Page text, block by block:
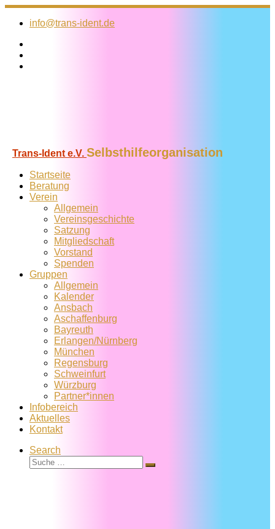
Zum
Inhalt
info@trans-ident.de
Trans-Ident e.V. Selbsthilfeorganisation
Startseite
Beratung
Verein
Allgemein
Vereins­geschichte
Satzung
Mitglied­schaft
Vorstand
Spenden
Gruppen
Allgemein
Kalender
Ansbach
Aschaffenburg
Bayreuth
Erlangen/Nürnberg
München
Regensburg
Schweinfurt
Würzburg
Partner*innen
Infobereich
Aktuelles
Kontakt
Search
Suche
Suche